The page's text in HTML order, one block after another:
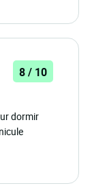
8 / 10
dormir